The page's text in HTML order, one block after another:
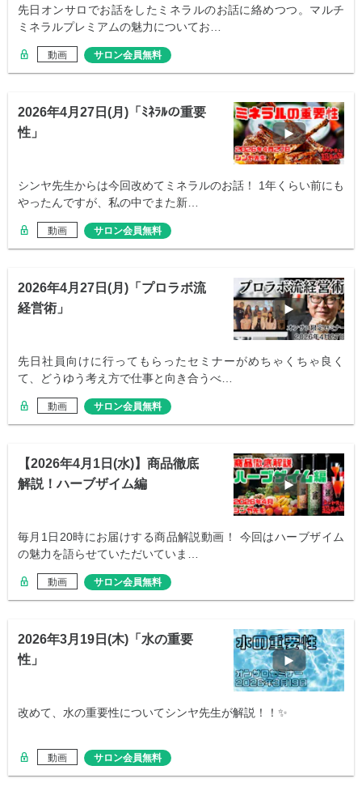
先日オンサロでお話をしたミネラルのお話に絡めつつ。マルチ
ミネラルプレミアムの魅力についてお…
動画 サロン会員無料
2026年4月27日(月)「ﾐﾈﾗﾙの重要
性」
シンヤ先生からは今回改めてミネラルのお話！ 1年くらい前にも
やったんですが、私の中でまた新…
動画 サロン会員無料
2026年4月27日(月)「プロラボ流
経営術」
先日社員向けに行ってもらったセミナーがめちゃくちゃ良く
て、どうゆう考え方で仕事と向き合うべ…
動画 サロン会員無料
【2026年4月1日(水)】商品徹底
解説！ハーブザイム編
毎月1日20時にお届けする商品解説動画！ 今回はハーブザイム
の魅力を語らせていただいていま…
動画 サロン会員無料
2026年3月19日(木)「水の重要
性」
改めて、水の重要性についてシンヤ先生が解説！！✨
動画 サロン会員無料